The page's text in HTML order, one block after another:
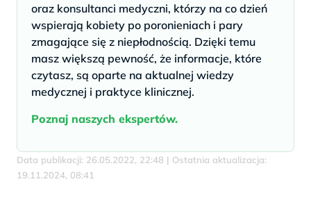
oraz konsultanci medyczni, którzy na co dzień
wspierają kobiety po poronieniach i pary
zmagające się z niepłodnością. Dzięki temu
masz większą pewność, że informacje, które
czytasz, są oparte na aktualnej wiedzy
medycznej i praktyce klinicznej.
Poznaj naszych ekspertów.
Data publikacji: 26.05.2022, 22:48 | Ostatnia aktualizacja:
19.11.2024, 08:41